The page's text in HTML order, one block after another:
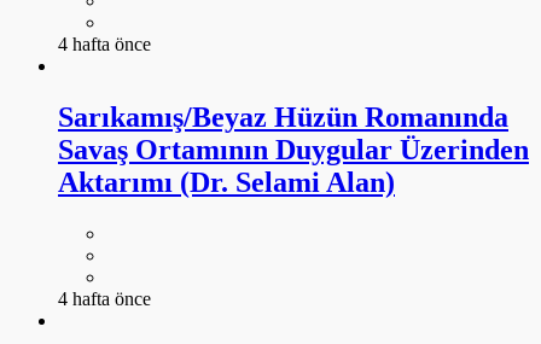
4 hafta önce
Sarıkamış/Beyaz Hüzün Romanında
Savaş Ortamının Duygular Üzerinden
Aktarımı (Dr. Selami Alan)
4 hafta önce